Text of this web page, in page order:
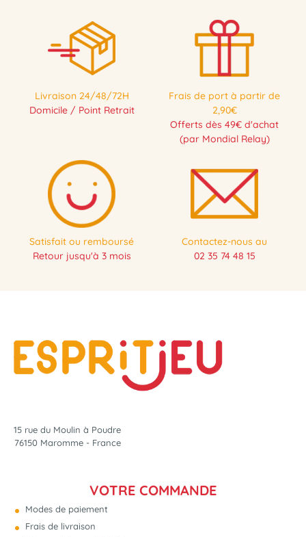
Livraison 24/48/72H
Domicile / Point Retrait
Frais de port à partir de
2,90€
Offerts dès 49€ d'achat
(par Mondial Relay)
Satisfait ou remboursé
Retour jusqu'à 3 mois
Contactez-nous au
02 35 74 48 15
15 rue du Moulin à Poudre
76150 Maromme - France
VOTRE COMMANDE
Modes de paiement
Frais de livraison